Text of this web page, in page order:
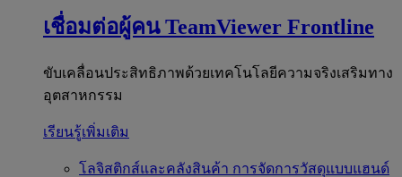
เชื่อมต่อผู้คน TeamViewer Frontline
ขับเคลื่อนประสิทธิภาพด้วยเทคโนโลยีความจริงเสริมทาง
อุตสาหกรรม
เรียนรู้เพิ่มเติม
โลจิสติกส์และคลังสินค้า การจัดการวัสดุแบบแฮนด์